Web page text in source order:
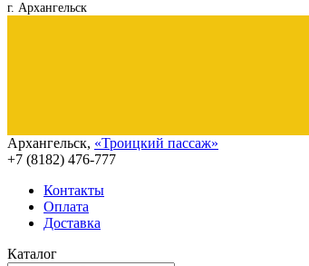
г. Архангельск
Архангельск, «Троицкий пассаж»
+7 (8182) 476-777
Контакты
Оплата
Доставка
Каталог